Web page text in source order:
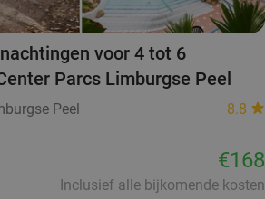
voor 4 tot 6
Parcs Limburgse Peel
Peel
8.8
€168
Inclusief alle bijkomende kosten